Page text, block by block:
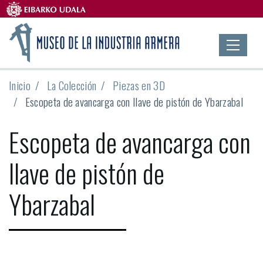
Inicio La Colección
Piezas en 3D
Escopeta de avancarga con llave de pistón de Ybarzabal
Escopeta de avancarga con
llave de pistón de
Ybarzabal